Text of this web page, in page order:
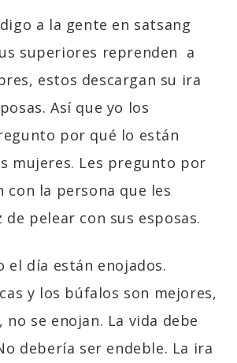
a la gente en satsang
superiores reprenden a
estos descargan su ira
Así que yo los
por qué lo están
mujeres. Les pregunto por
con la persona que les
de pelear con sus esposas.
el día están enojados.
y los búfalos son mejores,
no se enojan. La vida debe
debería ser endeble. La ira